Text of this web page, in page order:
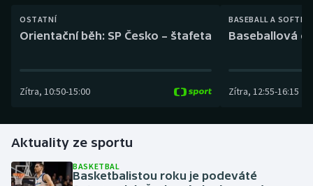
Dostihy
Futsal
Golf
Gymnastika
OSTATNÍ
Orientační běh: SP Česko – štafeta
Zítra, 10:50-15:00
BASEBALL A
Baseballová
Zítra, 12:55-16:15
Aktuality ze sportu
BASKETBAL
Basketbalistou roku je podeváté